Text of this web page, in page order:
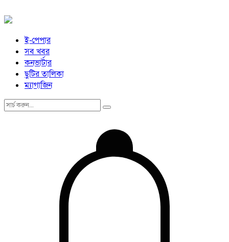
ই-পেপার
সব খবর
কনভার্টার
ছুটির তালিকা
ম্যাগাজিন